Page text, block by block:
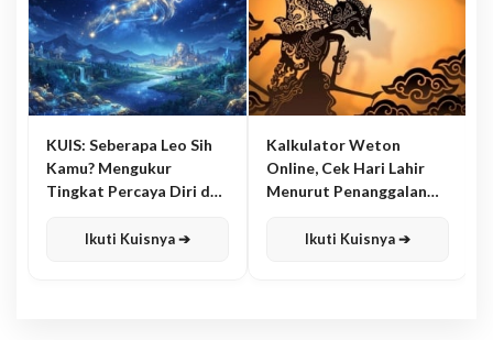
KUIS: Seberapa Leo Sih
Kamu? Mengukur
Tingkat Percaya Diri dan
Ikuti Kuisnya ➔
Kalkulator Weton
Online, Cek Hari Lahir
Menurut Penanggalan
Ikuti Kuisnya ➔